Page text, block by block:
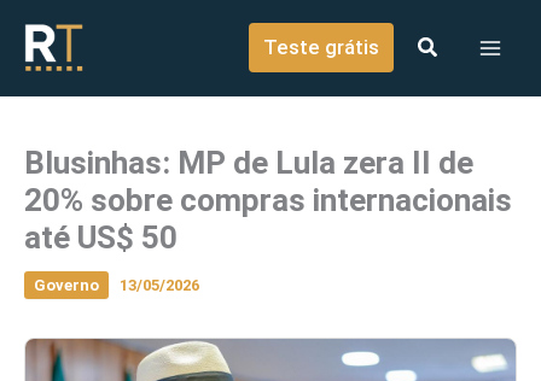
conteúdo
Teste grátis
Blusinhas: MP de Lula zera II de
20% sobre compras internacionais
até US$ 50
Governo 13/05/2026